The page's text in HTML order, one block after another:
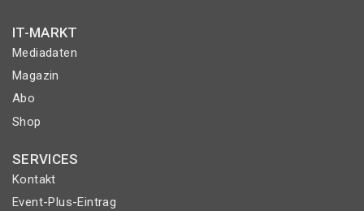
IT-MARKT
Mediadaten
Magazin
Abo
Shop
SERVICES
Kontakt
Event-Plus-Eintrag